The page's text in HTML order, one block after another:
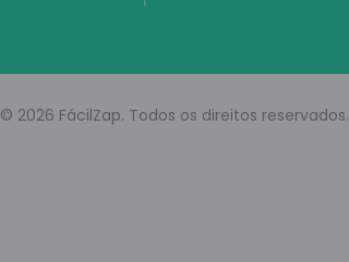
© 2026 FácilZap. Todos os direitos reservados.